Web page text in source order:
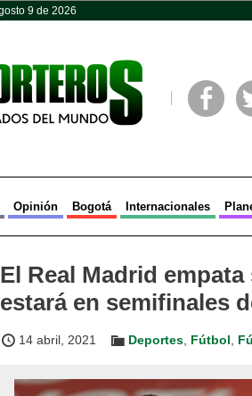
9 de 2026
Opinión Bogotá Internacionales
El Real Madrid
estará en semifinales
14 abril, 2021 Deportes Fútbol
Política